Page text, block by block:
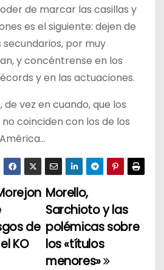
de marcar las casillas y
es el siguiente: dejen de
por muy
y concéntrense en los
y en las actuaciones.
de vez en cuando, que los
coinciden con los de los
Morello,
Sarchioto y las
polémicas sobre
los «títulos
menores»
de
KO